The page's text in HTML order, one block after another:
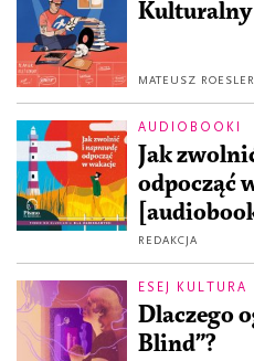
Kulturalny
MATEUSZ ROESLER
AUDIOBOOKI
Jak
odpocząć
REDAKCJA
ESEJ KULTURA
Dlaczego
Blind”?